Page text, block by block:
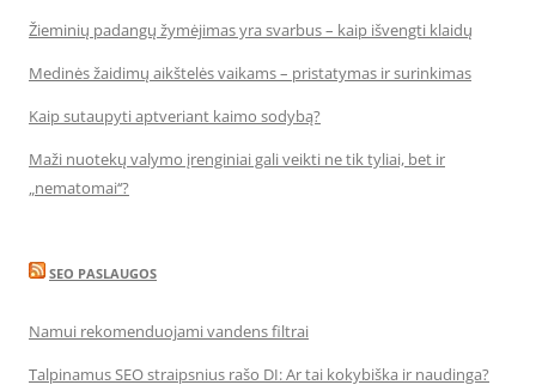
Žieminių padangų žymėjimas yra svarbus – kaip išvengti klaidų
Medinės žaidimų aikštelės vaikams – pristatymas ir surinkimas
Kaip sutaupyti aptveriant kaimo sodybą?
Maži nuotekų valymo įrenginiai gali veikti ne tik tyliai, bet ir
„nematomai‘‘?
SEO PASLAUGOS
Namui rekomenduojami vandens filtrai
Talpinamus SEO straipsnius rašo DI: Ar tai kokybiška ir naudinga?